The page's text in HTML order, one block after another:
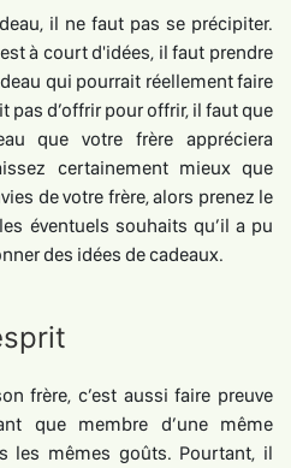
il ne faut pas se précipiter.
à court d'idées, il faut prendre
qui pourrait réellement faire
pas d’offrir pour offrir, il faut que
que votre frère appréciera
certainement mieux que
de votre frère, alors prenez le
éventuels souhaits qu’il a pu
des idées de cadeaux.
frère, c’est aussi faire preuve
que membre d’une même
les mêmes goûts. Pourtant, il